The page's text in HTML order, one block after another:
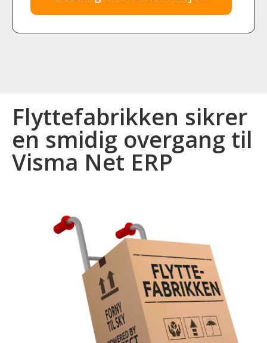
Flyttefabrikken sikrer
en smidig overgang til
Visma Net ERP